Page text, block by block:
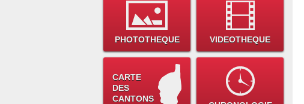
PHOTOTHEQUE VIDEOTHEQUE
CARTE
DES
CANTONS